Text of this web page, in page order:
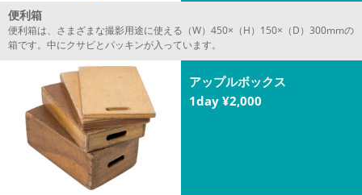
便利箱
便利箱は、さまざまな撮影用途に使える（W）450×（H）150×（D）300mmの
箱です。中にクサビとパッキンが入っています。
アップルボックス
1day ¥2,000